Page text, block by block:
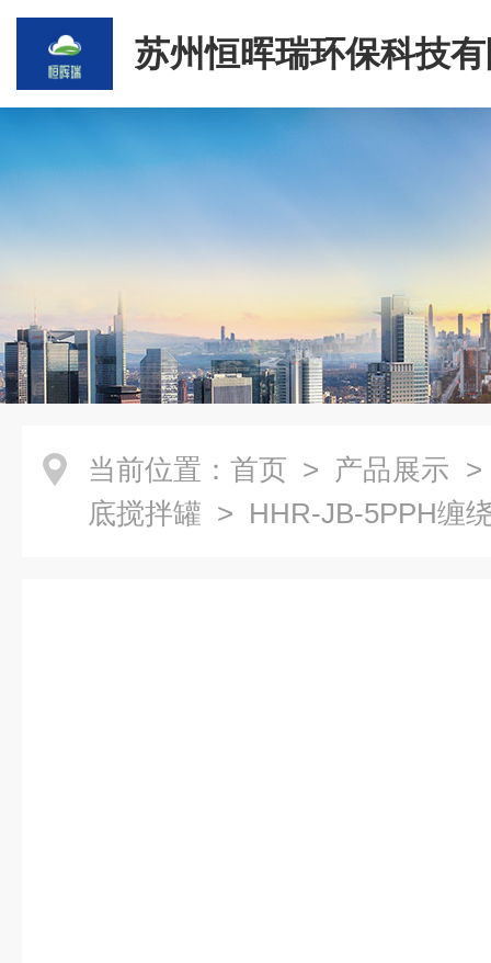
苏州恒晖瑞环保科技
当前位置： 首页 > 产品展示
底搅拌罐 > HHR-JB-5PPH缠